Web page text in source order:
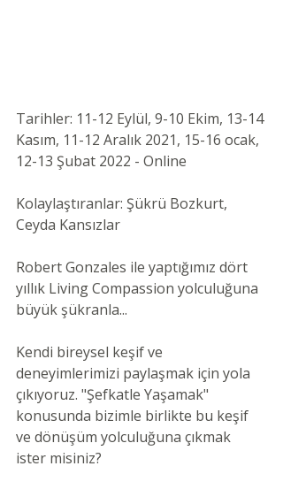
Tarihler: 11-12 Eylül, 9-10 Ekim, 13-14
Kasım, 11-12 Aralık 2021, 15-16 ocak,
12-13 Şubat 2022 - Online
Kolaylaştıranlar: Şükrü Bozkurt,
Ceyda Kansızlar
Robert Gonzales ile yaptığımız dört
yıllık Living Compassion yolculuğuna
büyük şükranla...
Kendi bireysel keşif ve
deneyimlerimizi paylaşmak için yola
çıkıyoruz. "Şefkatle Yaşamak"
konusunda bizimle birlikte bu keşif
ve dönüşüm yolculuğuna çıkmak
ister misiniz?